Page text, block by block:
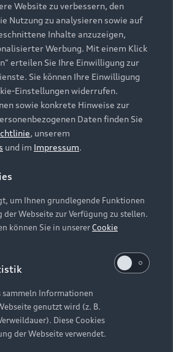
Hinweisgebersystem
Cookie-Einstellungen
Darstellung und Anordnung der
bei allen Abbildungen auf dieser
Website zu verbessern, den
Nutzung zu analysieren sowie auf
Inhalte anzuzeigen,
Werbung. Mit einem Klick
erteilen Sie Ihre Einwilligung zur
Sie können Ihre Einwilligung
Einstellungen widerrufen.
sowie konkrete Hinweise zur
Daten finden Sie
, unserem
und im Impressum.
um Ihnen grundlegende Funktionen
der Webseite zur Verfügung zu stellen.
können Sie in unsererCookie
sammeln Informationen
genutzt wird (z. B.
Diese Cookies
der Webseite verwendet.